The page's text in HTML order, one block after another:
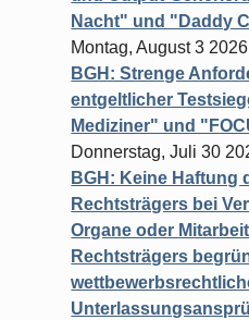
Nacht" und "Daddy
Montag, August 3 2026
BGH: Strenge
entgeltlicher
Mediziner" und
Donnerstag, Juli 30
BGH: Keine Haftung
Rechtsträgers bei
Organe oder
Rechtsträgers